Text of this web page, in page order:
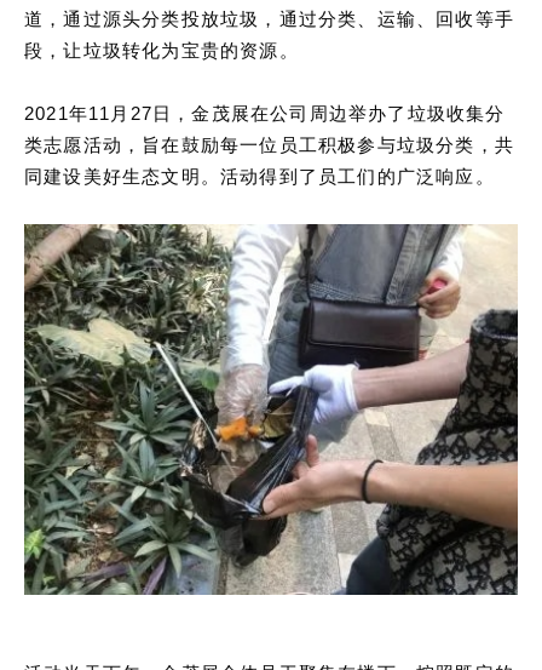
道，通过源头分类投放垃圾，通过分类、运输、回收等手
段，让垃圾转化为宝贵的资源。
2021年11月27日，金茂展在公司周边举办了垃圾收集分
类志愿活动，旨在鼓励每一位员工积极参与垃圾分类，共
同建设美好生态文明。活动得到了员工们的广泛响应。